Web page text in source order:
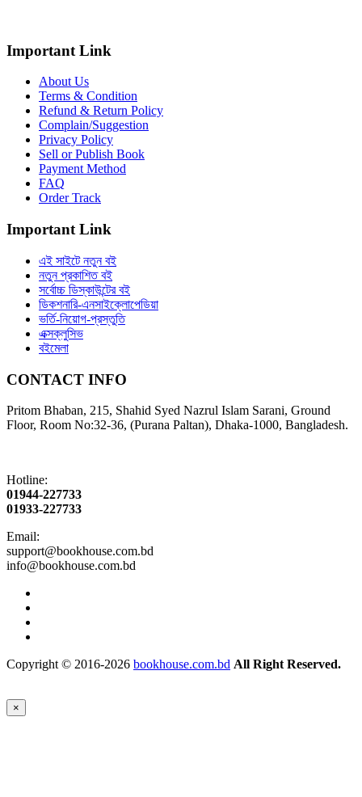
Important Link
About Us
Terms & Condition
Refund & Return Policy
Complain/Suggestion
Privacy Policy
Sell or Publish Book
Payment Method
FAQ
Order Track
Important Link
এই সাইটে নতুন বই
নতুন প্রকাশিত বই
সর্বোচ্চ ডিস্কাউন্টের বই
ডিকশনারি-এনসাইক্লোপেডিয়া
ভর্তি-নিয়োগ-প্রস্তুতি
এক্সক্লুসিভ
বইমেলা
CONTACT INFO
Pritom Bhaban, 215, Shahid Syed Nazrul Islam Sarani, Ground
Floor, Room No:32-36, (Purana Paltan), Dhaka-1000, Bangladesh.
Hotline:
01944-227733
01933-227733
Email:
support@bookhouse.com.bd
info@bookhouse.com.bd
Copyright © 2016-2026 bookhouse.com.bd All Right Reserved.
×